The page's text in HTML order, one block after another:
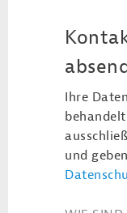
Ihre
und